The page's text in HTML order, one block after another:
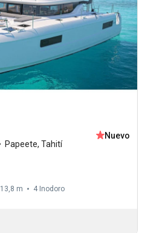
Papeete, Tahití
Nuevo
13,8 m 4 Inodoro